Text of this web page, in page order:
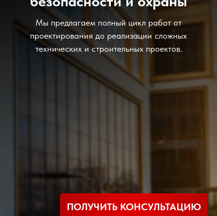
Мы предлагаем полный цикл работ от
проектирования до реализации сложных
технических и строительных проектов.
ПОЛУЧИТЬ КОНСУЛЬТАЦИЮ